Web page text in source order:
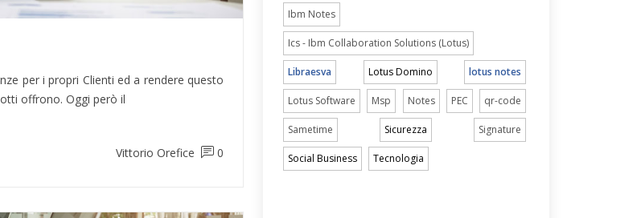
per i propri Clienti ed a rendere questo
offrono. Oggi però il
Vittorio Orefice 0
Ibm Notes
Ics - Ibm Collaboration Solutions (Lotus)
Libraesva Lotus Domino lotus notes
Lotus Software Msp Notes PEC qr-code
Sametime Sicurezza Signature
Social Business Tecnologia